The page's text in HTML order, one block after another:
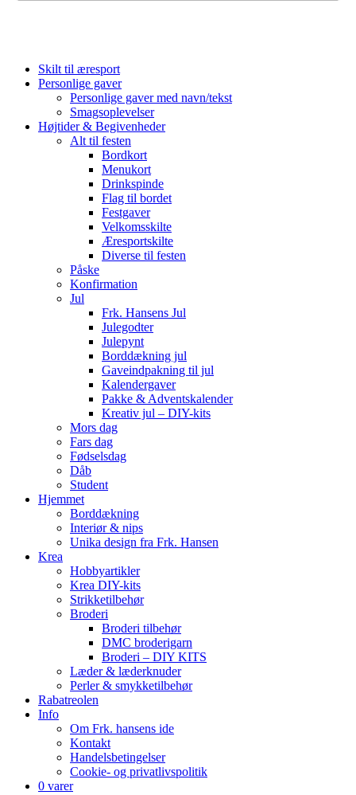
Skilt til æresport
Personlige gaver
Personlige gaver med navn/tekst
Smagsoplevelser
Højtider & Begivenheder
Alt til festen
Bordkort
Menukort
Drinkspinde
Flag til bordet
Festgaver
Velkomsskilte
Æresportskilte
Diverse til festen
Påske
Konfirmation
Jul
Frk. Hansens Jul
Julegodter
Julepynt
Borddækning jul
Gaveindpakning til jul
Kalendergaver
Pakke & Adventskalender
Kreativ jul – DIY-kits
Mors dag
Fars dag
Fødselsdag
Dåb
Student
Hjemmet
Borddækning
Interiør & nips
Unika design fra Frk. Hansen
Krea
Hobbyartikler
Krea DIY-kits
Strikketilbehør
Broderi
Broderi tilbehør
DMC broderigarn
Broderi – DIY KITS
Læder & læderknuder
Perler & smykketilbehør
Rabatreolen
Info
Om Frk. hansens ide
Kontakt
Handelsbetingelser
Cookie- og privatlivspolitik
0 varer